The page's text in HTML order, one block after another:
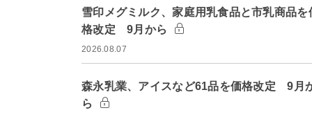
雪印メグミルク、家庭用乳食品と市乳商品を
格改定 9月から
2026.08.07
森永乳業、アイスなど61品を価格改定 9月
ら